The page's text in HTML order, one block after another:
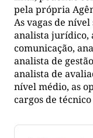
pela própria
As vagas de
analista jurídico,
comunicação,
analista de
analista de
nível médio, as
cargos de